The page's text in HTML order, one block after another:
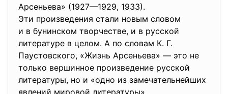
Арсеньева» (1927—1929, 1933).
Эти произведения стали новым словом
и в бунинском творчестве, и в русской
литературе в целом. А по словам К. Г.
Паустовского, «Жизнь Арсеньева» — это не
только вершинное произведение русской
литературы, но и «одно из замечательнейших
явлений мировой литературы».